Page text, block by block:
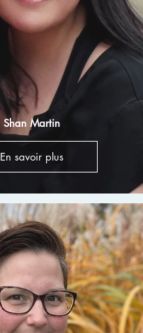
Shan Martin
En savoir plus